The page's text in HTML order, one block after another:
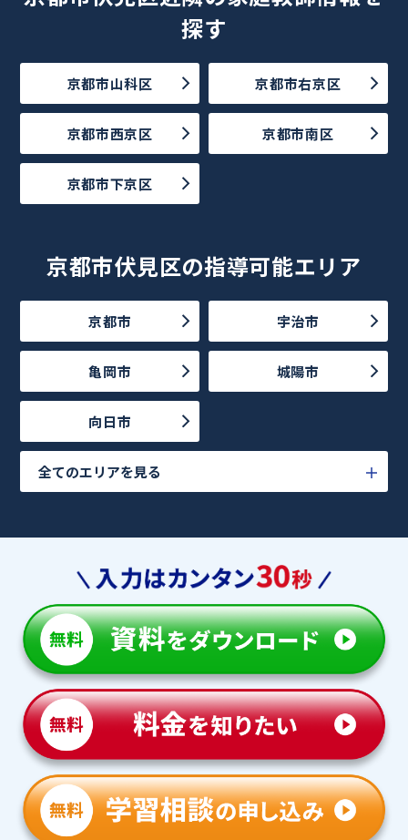
探す
京都市山科区 京都市右京区
京都市西京区 京都市南区
京都市下京区
京都市伏見区の指導可能エリア
京都市 宇治市
亀岡市 城陽市
向日市
全てのエリアを見る